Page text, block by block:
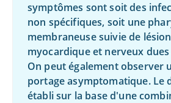
symptômes sont soit des
non spécifiques, soit une
membraneuse suivie de
myocardique et nerveux
On peut également observer
portage asymptomatique. Le
établi sur la base d'une